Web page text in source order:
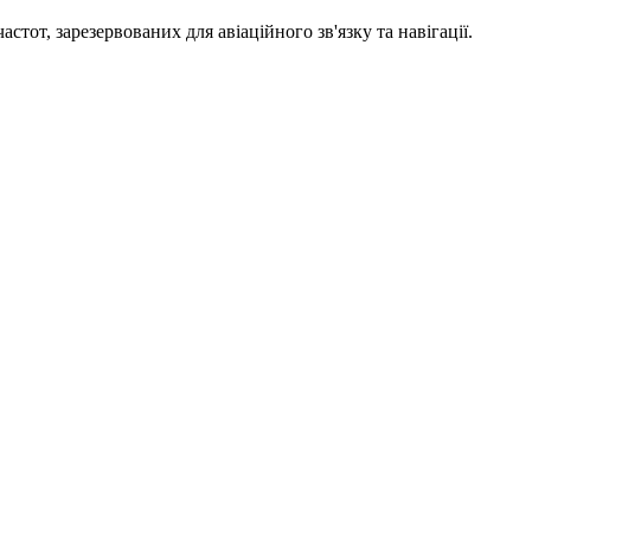
зарезервованих для авіаційного зв'язку та навігації.